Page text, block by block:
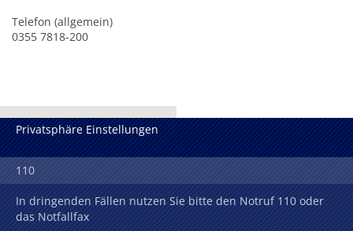
Telefon (allgemein)
0355 7818-200
Privatsphäre Einstellungen
110
In dringenden Fällen nutzen Sie bitte den Notruf 110 oder
das Notfallfax